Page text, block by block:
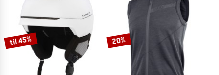
til 45% 20%